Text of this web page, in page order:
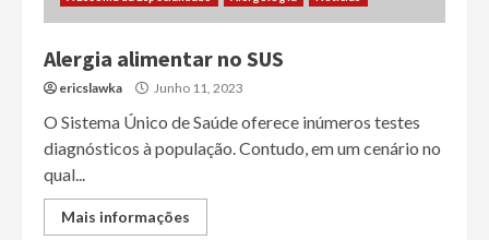
Alergia alimentar no SUS
ericslawka Junho 11, 2023
O Sistema Único de Saúde oferece inúmeros testes
diagnósticos à população. Contudo, em um cenário no
qual...
Mais informações